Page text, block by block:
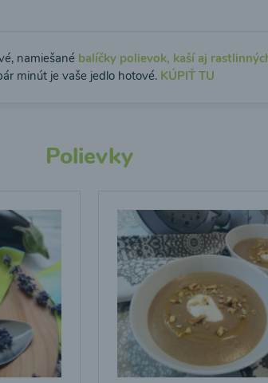
namiešané balíčky polievok, kaší aj
minút je vaše jedlo hotové. KÚPIŤ TU
Polievky